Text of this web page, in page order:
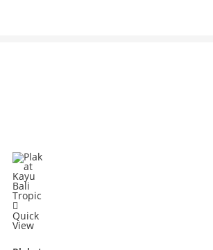
Quick
View